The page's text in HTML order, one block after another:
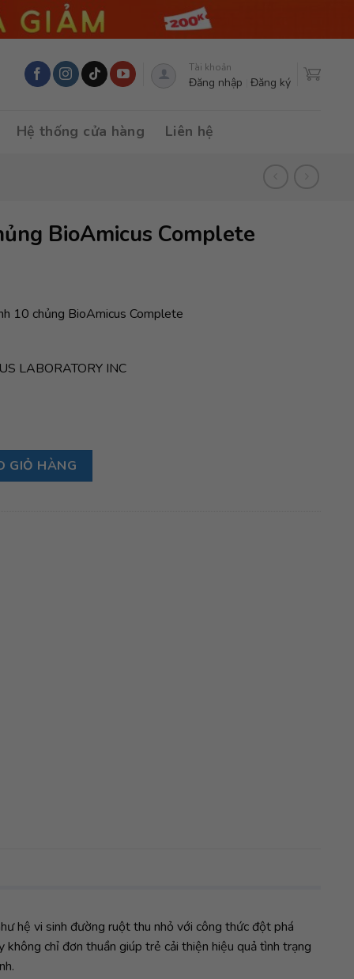
Tài khoản
Đăng nhập Đăng ký
Hệ thống cửa hàng Liên hệ
BioAmicus Complete
10 chủng BioAmicus Complete
LABORATORY INC
Complete số lượng
GIỎ HÀNG
hệ vi sinh đường ruột thu nhỏ với công thức đột phá
chỉ đơn thuần giúp trẻ cải thiện hiệu quả tình trạng